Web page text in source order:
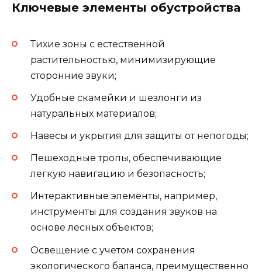
Ключевые элементы обустройства
Тихие зоны с естественной
растительностью, минимизирующие
сторонние звуки;
Удобные скамейки и шезлонги из
натуральных материалов;
Навесы и укрытия для защиты от непогоды;
Пешеходные тропы, обеспечивающие
легкую навигацию и безопасность;
Интерактивные элементы, например,
инструменты для создания звуков на
основе лесных объектов;
Освещение с учетом сохранения
экологического баланса, преимущественно